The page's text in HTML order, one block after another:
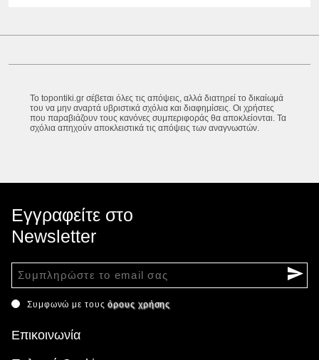
Το topontiki.gr σέβεται όλες τις απόψεις, αλλά διατηρεί το δικαίωμά
του να μην αναρτά υβριστικά σχόλια και διαφημίσεις. Οι χρήστες
που παραβιάζουν τους κανόνες συμπεριφοράς θα αποκλείονται. Τα
σχόλια απηχούν αποκλειστικά τις απόψεις των αναγνωστών.
Εγγραφείτε στο
Newsletter
Συμφωνώ με τουςόρους χρήσης
Επικοινωνία